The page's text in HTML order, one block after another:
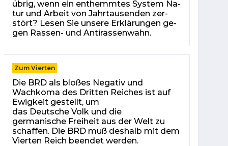
üb­rig, wenn ein ent­hemm­tes Sys­tem Na­
tur und Ar­beit von Jahr­tau­sen­den zer­
stört? Le­sen Sie un­se­re Er­klä­run­gen ge­
gen Rassen- und An­ti­ras­sen­wahn.
Zum Vierten
Die BRD als bloßes Negativ und
Wachkoma des Dritten Reiches ist auf
Ewigkeit gestellt, um
das Deutsche Volk und die
germanische Freiheit aus der Welt zu
schaffen. Die BRD muß deshalb mit dem
Vierten Reich beendet werden.